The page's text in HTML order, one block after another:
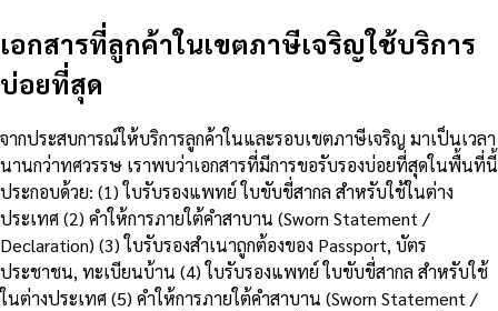
เอกสารที่ลูกค้าในเขตภาษีเจริญใช้บริการ
บ่อยที่สุด
จากประสบการณ์ให้บริการลูกค้าในและรอบเขตภาษีเจริญ มาเป็นเวลา
นานกว่าทศวรรษ เราพบว่าเอกสารที่มีการขอรับรองบ่อยที่สุดในพื้นที่นี้
ประกอบด้วย: (1) ใบรับรองแพทย์ ใบขับขี่สากล สำหรับใช้ในต่าง
ประเทศ (2) คำให้การภายใต้คำสาบาน (Sworn Statement /
Declaration) (3) ใบรับรองสำเนาถูกต้องของ Passport, บัตร
ประชาชน, ทะเบียนบ้าน (4) ใบรับรองแพทย์ ใบขับขี่สากล สำหรับใช้
ในต่างประเทศ (5) คำให้การภายใต้คำสาบาน (Sworn Statement /